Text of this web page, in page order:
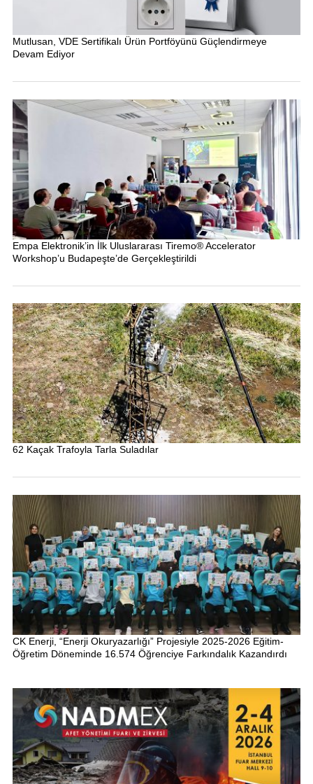
Mutlusan, VDE Sertifikalı Ürün Portföyünü Güçlendirmeye
Devam Ediyor
Empa Elektronik’in İlk Uluslararası Tiremo® Accelerator
Workshop’u Budapeşte’de Gerçekleştirildi
62 Kaçak Trafoyla Tarla Suladılar
CK Enerji, “Enerji Okuryazarlığı” Projesiyle 2025-2026 Eğitim-
Öğretim Döneminde 16.574 Öğrenciye Farkındalık Kazandırdı